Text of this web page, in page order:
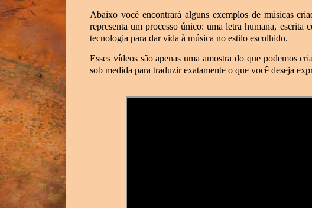
Abaixo você encontrará alguns exemplos de músicas
representa um processo único: uma letra humana, escrita
tecnologia para dar vida à música no estilo escolhido.
Esses vídeos são apenas uma amostra do que podemos
sob medida para traduzir exatamente o que você deseja